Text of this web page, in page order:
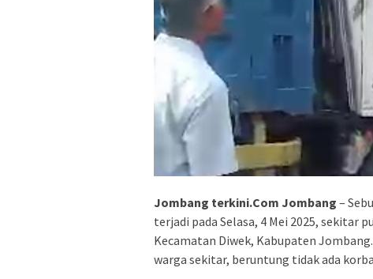
Jombang terkini.Com Jombang –
terjadi pada Selasa, 4 Mei 2025, sekitar
Kecamatan Diwek, Kabupaten
warga sekitar, beruntung tidak ada